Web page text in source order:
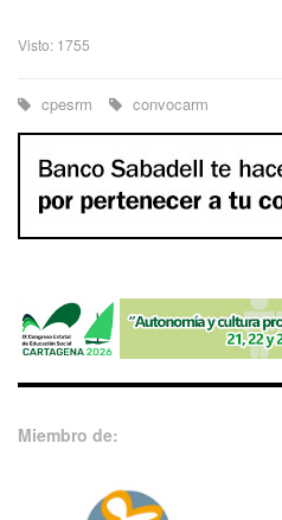
Visto: 1755
cpesrm convocarm
Miembro de: